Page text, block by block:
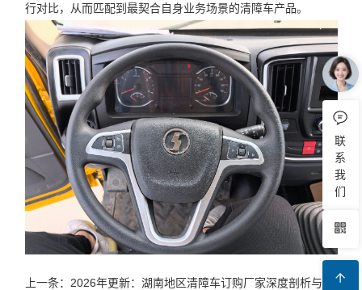
行对比，从而匹配到最契合自身业务场景的清障车产品。
上一条：2026年更新：湖南地区清障车订购厂家深度剖析与业
联
系
我
们